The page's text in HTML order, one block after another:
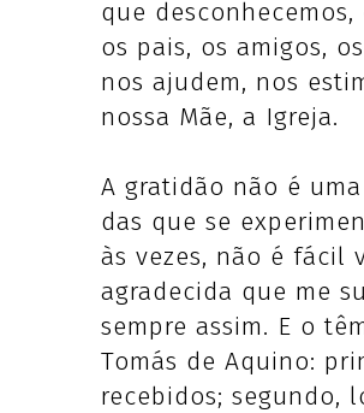
que
os pais, os amigos,
nos ajudem, nos
nossa Mãe, a Igreja.
A gratidão não é
das que se
às vezes, não é fácil
agradecida que me
sempre assim. E o
Tomás de Aquino:
recebidos; segundo,